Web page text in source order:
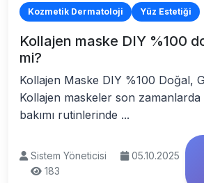
Kozmetik Dermatoloji Yüz Estetiği
Kollajen maske DIY %100
mi?
Kollajen Maske DIY %100 Doğal,
Kollajen maskeler son
bakımı rutinlerinde ...
Sistem Yöneticisi
05.10.2025
183